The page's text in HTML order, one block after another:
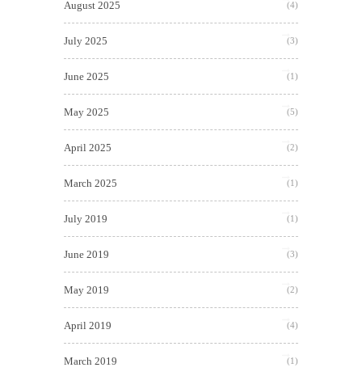
August 2025 (4)
July 2025 (3)
June 2025 (1)
May 2025 (5)
April 2025 (2)
March 2025 (1)
July 2019 (1)
June 2019 (3)
May 2019 (2)
April 2019 (4)
March 2019 (1)